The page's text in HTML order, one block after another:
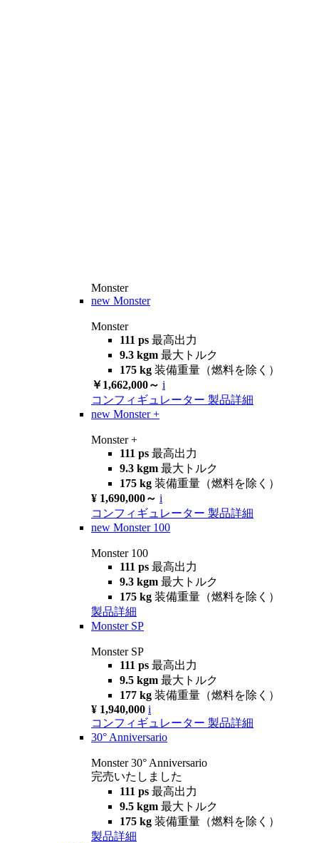
Monster
new Monster
Monster
111 ps 最高出力
9.3 kgm 最大トルク
175 kg 装備重量（燃料を除く）
￥1,662,000～ i
コンフィギュレーター 製品詳細
new Monster +
Monster +
111 ps 最高出力
9.3 kgm 最大トルク
175 kg 装備重量（燃料を除く）
¥ 1,690,000～ i
コンフィギュレーター 製品詳細
new Monster 100
Monster 100
111 ps 最高出力
9.3 kgm 最大トルク
175 kg 装備重量（燃料を除く）
製品詳細
Monster SP
Monster SP
111 ps 最高出力
9.5 kgm 最大トルク
177 kg 装備重量（燃料を除く）
¥ 1,940,000 i
コンフィギュレーター 製品詳細
30° Anniversario
Monster 30° Anniversario
完売いたしました
111 ps 最高出力
9.5 kgm 最大トルク
175 kg 装備重量（燃料を除く）
製品詳細